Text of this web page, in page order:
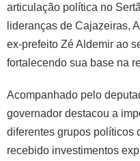
articulação política no
lideranças de Cajazeiras,
ex-prefeito Zé Aldemir ao
fortalecendo sua base na
Acompanhado pelo
governador destacou a
diferentes grupos políticos
recebido investimentos